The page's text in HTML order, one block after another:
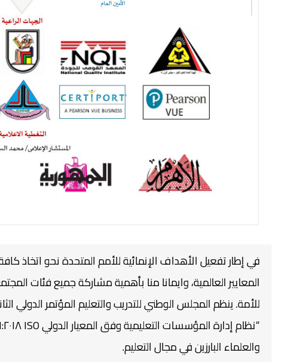
في إطار تفعيل الأهداف الإنمائية للأمم المتحدة نحو اتخاذ
المعايير العالمية، وايمانا منا بأهمية مشاركة جميع فئات
للأمة.‏ ينظم المجلس الوطني للتدريب والتعليم المؤتمر الدولي
والعلماء البارزين في مجال التعليم.